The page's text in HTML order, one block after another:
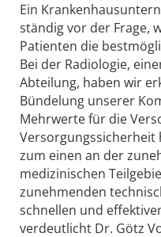
Ein
ständig vor der Frage,
Patienten die
Bei der Radiologie,
Abteilung, haben wir
Bündelung unserer
Mehrwerte für die
Versorgungssicherheit
zum einen an der
medizinischen
zunehmenden
schnellen und
verdeutlicht Dr. Götz